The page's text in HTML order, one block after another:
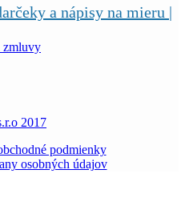
a nápisy na mieru |
zmluvy
2017
podmienky
osobných údajov